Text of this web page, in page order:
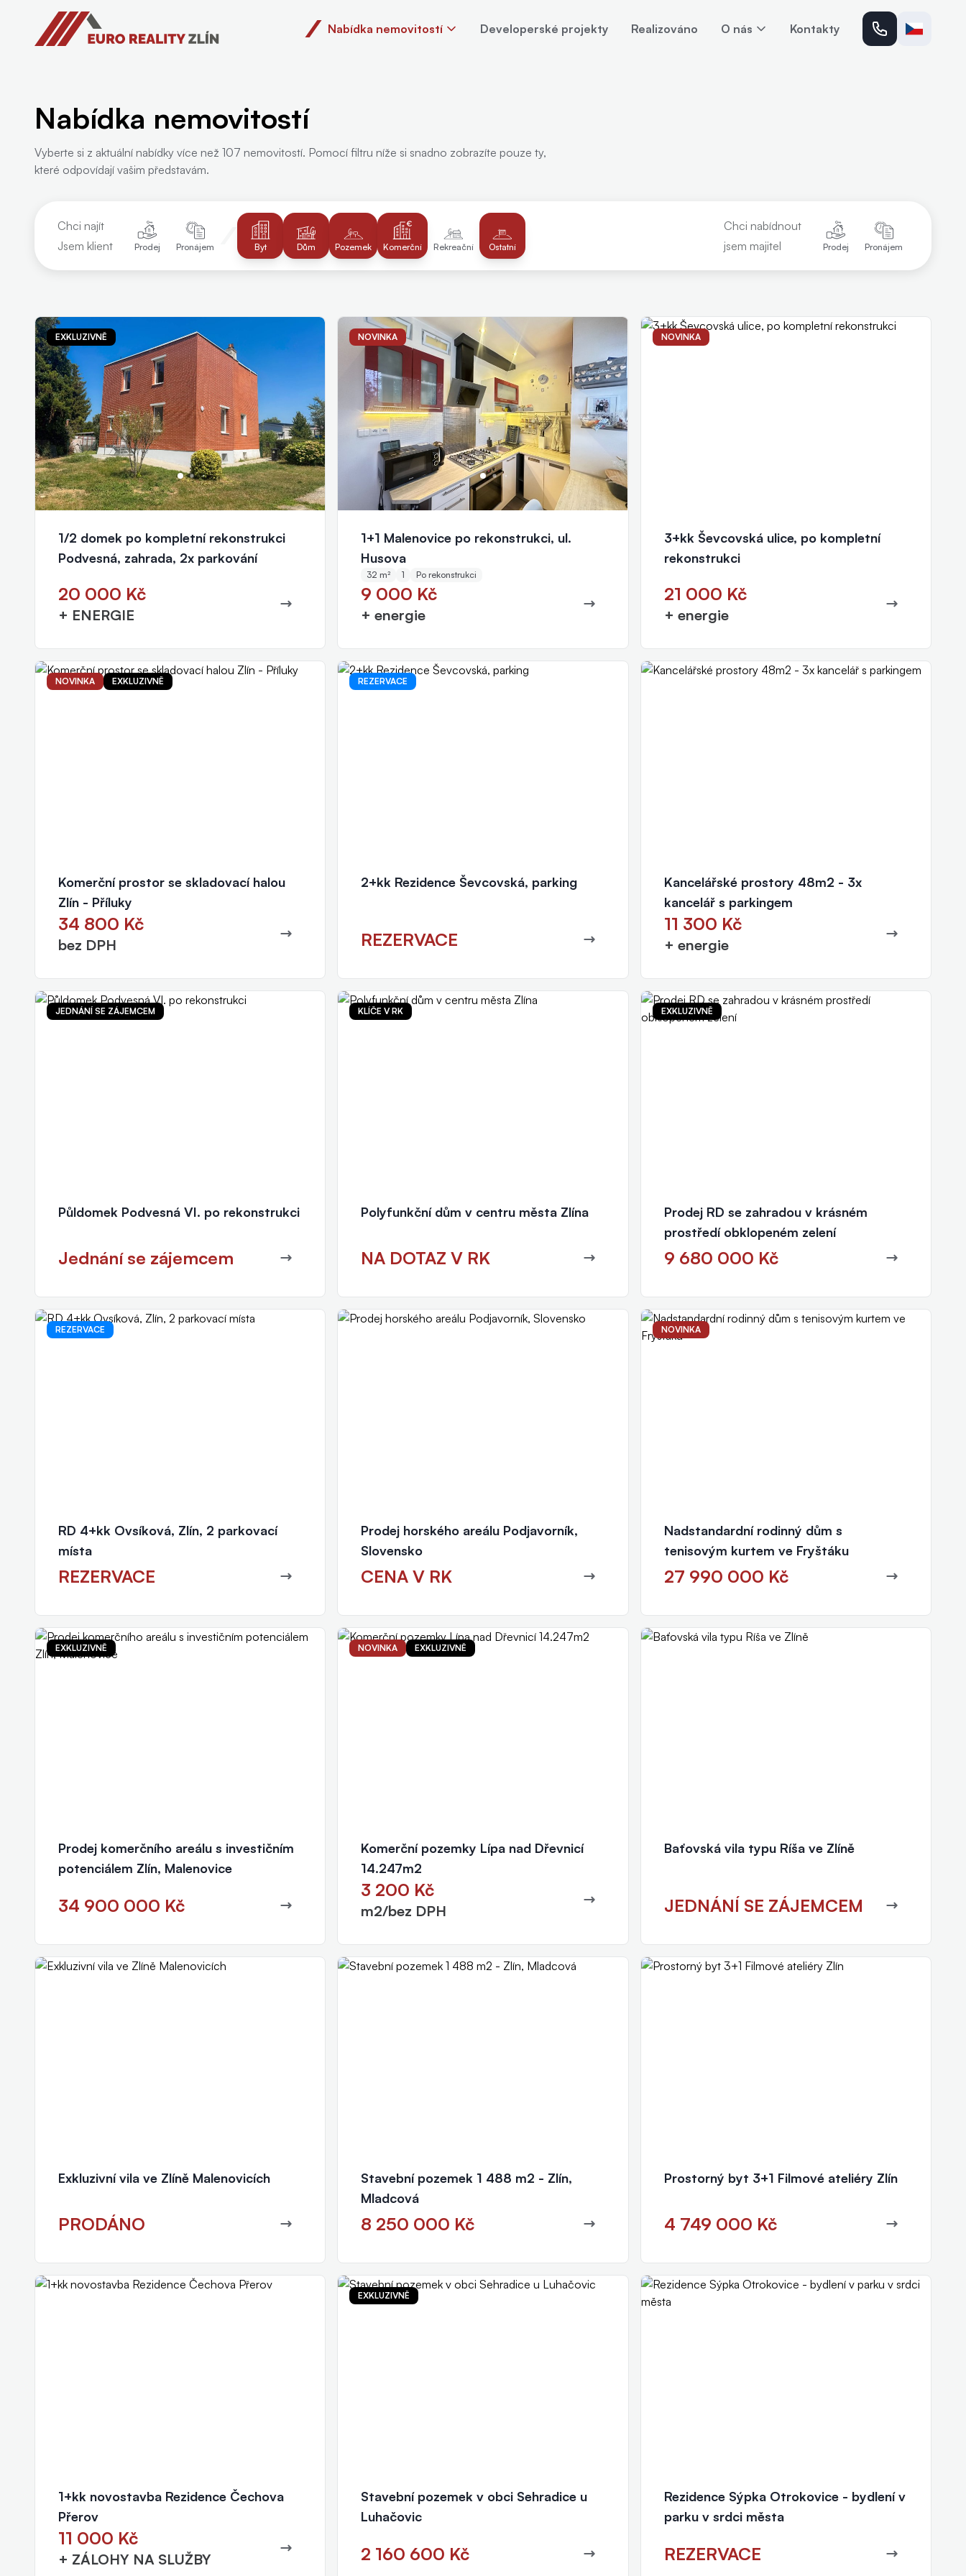
Euro Reality Zlín
Nabídka nemovitostí Developerské projekty Realizováno O nás Kontakty
Nabídka nemovitostí
Vyberte si z aktuální nabídky více než 107 nemovitostí. Pomocí filtru níže si snadno zobrazíte pouze ty,
které odpovídají vašim představám.
Chci najít
Jsem klient
Prodej Pronájem Byt Dům Pozemek Komerční Rekreační Ostatní
Chci nabídnout
jsem majitel
Prodej Pronájem
EXKLUZIVNĚ
1/2 domek po kompletní rekonstrukci
Podvesná, zahrada, 2x parkování
20 000 Kč
+ ENERGIE
NOVINKA
Jitka Slováčková
realitní makléř
+420 777 415 654
slovackova@eurorealityzlin.cz
1+1 Malenovice po rekonstrukci, ul.
Husova
32 m² 1 Po rekonstrukci
9 000 Kč
+ energie
NOVINKA
Jitka Slováčková
realitní makléř
+420 777 415 654
slovackova@eurorealityzlin.cz
3+kk Ševcovská ulice, po kompletní
rekonstrukci
21 000 Kč
+ energie
NOVINKA EXKLUZIVNĚ
Komerční prostor se skladovací halou
Zlín - Příluky
34 800 Kč
bez DPH
REZERVACE
2+kk Rezidence Ševcovská, parking
REZERVACE
Kancelářské prostory 48m2 - 3x
kancelář s parkingem
11 300 Kč
+ energie
JEDNÁNÍ SE ZÁJEMCEM
Půldomek Podvesná VI. po rekonstrukci
Jednání se zájemcem
KLÍČE V RK
Polyfunkční dům v centru města Zlína
NA DOTAZ V RK
EXKLUZIVNĚ
Prodej RD se zahradou v krásném
prostředí obklopeném zelení
9 680 000 Kč
REZERVACE
RD 4+kk Ovsíková, Zlín, 2 parkovací
místa
REZERVACE
Prodej horského areálu Podjavorník,
Slovensko
CENA V RK
NOVINKA
Nadstandardní rodinný dům s
tenisovým kurtem ve Fryštáku
27 990 000 Kč
EXKLUZIVNĚ
Prodej komerčního areálu s investičním
potenciálem Zlín, Malenovice
34 900 000 Kč
NOVINKA EXKLUZIVNĚ
Komerční pozemky Lípa nad Dřevnicí
14.247m2
3 200 Kč
m2/bez DPH
Baťovská vila typu Ríša ve Zlíně
JEDNÁNÍ SE ZÁJEMCEM
Exkluzivní vila ve Zlíně Malenovicích
PRODÁNO
Stavební pozemek 1 488 m2 - Zlín,
Mladcová
8 250 000 Kč
Prostorný byt 3+1 Filmové ateliéry Zlín
4 749 000 Kč
1+kk novostavba Rezidence Čechova
Přerov
11 000 Kč
+ ZÁLOHY NA SLUŽBY
EXKLUZIVNĚ
Stavební pozemek v obci Sehradice u
Luhačovic
2 160 600 Kč
Rezidence Sýpka Otrokovice - bydlení v
parku v srdci města
REZERVACE